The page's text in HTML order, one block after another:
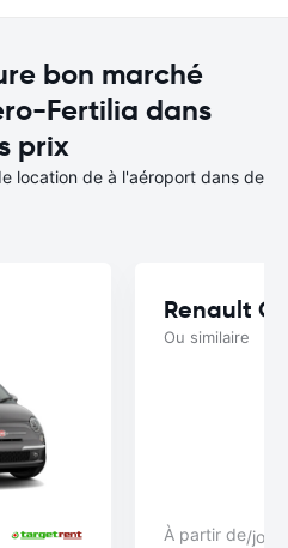
bon marché
Fertilia dans
prix
location de à l'aéroport dans de
Renault
Ou similaire
À partir de/